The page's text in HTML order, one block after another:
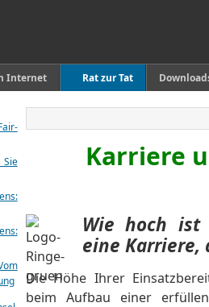
Internet Rat zur Tat
Karriere
Wie hoch ist
eine Karriere,
Die Höhe Ihrer
beim Aufbau einer